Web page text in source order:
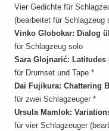
Vier Gedichte für
(bearbeitet für Schlagzeug
Vinko Globokar: Dialog
für Schlagzeug solo
Sara Glojnarić: Latitudes
für Drumset und Tape *
Dai Fujikura: Chattering
für zwei Schlagzeuger *
Ursula Mamlok:
für vier Schlagzeuger